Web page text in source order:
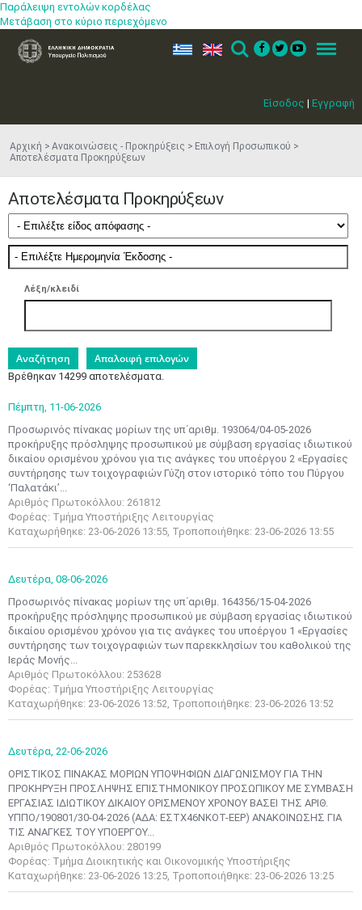
Παράλειψη εντολών κορδέλας
Μετάβαση στο κύριο περιεχόμενο
Είσοδος | Εγγραφή
ελ en Search Menu
Αρχική Ανακοινώσεις - Προκηρύξεις
Επιλογή Προσωπικού
Αποτελέσματα Προκηρύξεων
Αποτελέσματα Προκηρύξεων
Λέξη/κλειδί
Βρέθηκαν 14299 αποτελέσματα.
Πέμπτη, 11-06-2026
Προσωρινός πίνακας μορίων της υπ΄αριθμ. 193064/04-05-2026
προκήρυξης πρόσληψης προσωπικού με σύμβαση εργασίας ιδιωτικού
δικαίου ορισμένου χρόνου για τις ανάγκες του υποέργου 2 «Εργασίες
συντήρησης των τοιχογραφιών Γύζη στον ιστορικό τόπο του Πύργου
‘Παλατάκι’...
Αριθμός Πρωτοκόλλου: 261812
Φορέας: Τμήμα Υποστήριξης Λειτουργίας
Καταχωρήθηκε: 23-06-2026 13:55, Τροποποιήθηκε: 23-06-2026 13:55
Δευτέρα, 08-06-2026
Προσωρινός πίνακας μορίων της υπ΄αριθμ. 164356/15-04-2026
προκήρυξης πρόσληψης προσωπικού με σύμβαση εργασίας ιδιωτικού
δικαίου ορισμένου χρόνου για τις ανάγκες του υποέργου 1 «Εργασίες
συντήρησης των τοιχογραφιών των παρεκκλησίων του καθολικού της
Ιεράς Μονής...
Αριθμός Πρωτοκόλλου: 253628
Φορέας: Τμήμα Υποστήριξης Λειτουργίας
Καταχωρήθηκε: 23-06-2026 13:52, Τροποποιήθηκε: 23-06-2026 13:52
Δευτέρα, 22-06-2026
ΟΡΙΣΤΙΚΟΣ ΠΙΝΑΚΑΣ ΜΟΡΙΩΝ ΥΠΟΨΗΦΙΩΝ ΔΙΑΓΩΝΙΣΜΟΥ ΓΙΑ ΤΗΝ
ΠΡΟΚΗΡΥΞΗ ΠΡΟΣΛΗΨΗΣ ΕΠΙΣΤΗΜΟΝΙΚΟΥ ΠΡΟΣΩΠΙΚΟΥ ΜΕ ΣΥΜΒΑΣΗ
ΕΡΓΑΣΙΑΣ ΙΔΙΩΤΙΚΟΥ ΔΙΚΑΙΟΥ ΟΡΙΣΜΕΝΟΥ ΧΡΟΝΟΥ ΒΑΣΕΙ ΤΗΣ ΑΡΙΘ.
ΥΠΠΟ/190801/30-04-2026 (ΑΔΑ: ΕΣΤΧ46ΝΚΟΤ-ΕΕΡ) ΑΝΑΚΟΙΝΩΣΗΣ ΓΙΑ
ΤΙΣ ΑΝΑΓΚΕΣ ΤΟΥ ΥΠΟΕΡΓΟΥ...
Αριθμός Πρωτοκόλλου: 280199
Φορέας: Τμήμα Διοικητικής και Οικονομικής Υποστήριξης
Καταχωρήθηκε: 23-06-2026 13:25, Τροποποιήθηκε: 23-06-2026 13:25